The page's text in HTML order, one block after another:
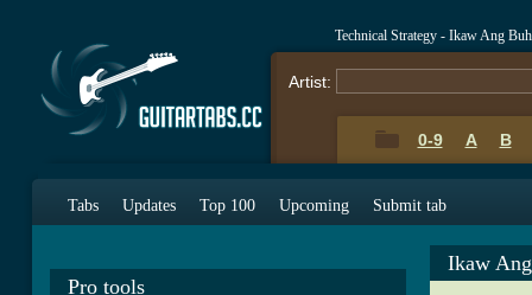
Technical Strategy - Ikaw Ang
Artist:
0-9 A B
Tabs Updates Top 100 Upcoming Submit tab
Pro tools
Ikaw